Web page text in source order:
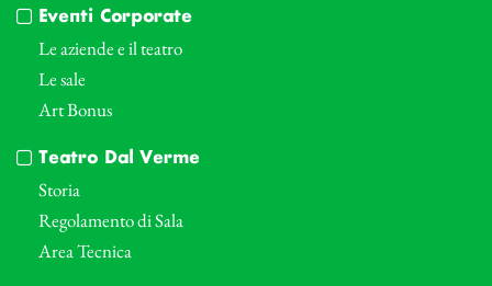
Eventi Corporate
Le aziende e il teatro
Le sale
Art Bonus
Teatro Dal Verme
Storia
Regolamento di Sala
Area Tecnica